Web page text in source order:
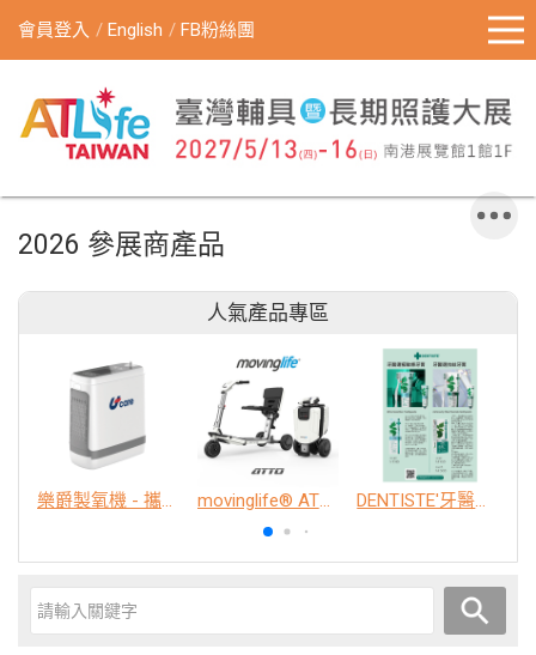
會員登入 English FB粉絲團
2026 參展商產品
人氣產品專區
樂爵製氧機 - 攜帶型 movinglife® ATTO新世代電動代步車 經典款 DENTISTE'牙醫選極敏感牙膏、抗蛀牙膏